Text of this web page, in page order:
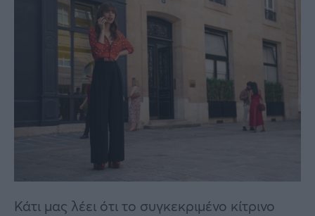
Κάτι μας λέει ότι το συγκεκριμένο κίτρινο